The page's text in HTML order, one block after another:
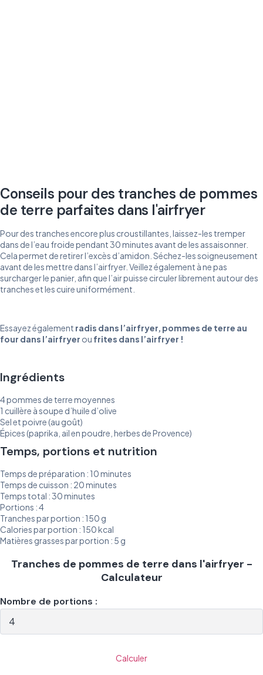
Conseils pour des tranches de pommes
de terre parfaites dans l'airfryer
Pour des tranches encore plus croustillantes, laissez-les tremper
dans de l’eau froide pendant 30 minutes avant de les assaisonner.
Cela permet de retirer l’excès d’amidon. Séchez-les soigneusement
avant de les mettre dans l’airfryer. Veillez également à ne pas
surcharger le panier, afin que l’air puisse circuler librement autour des
tranches et les cuire uniformément.
Essayez également radis dans l’airfryer, pommes de terre au
four dans l’airfryer ou frites dans l’airfryer !
Ingrédients
4 pommes de terre moyennes
1 cuillère à soupe d’huile d’olive
Sel et poivre (au goût)
Épices (paprika, ail en poudre, herbes de Provence)
Temps, portions et nutrition
Temps de préparation : 10 minutes
Temps de cuisson : 20 minutes
Temps total : 30 minutes
Portions : 4
Tranches par portion : 150 g
Calories par portion : 150 kcal
Matières grasses par portion : 5 g
Tranches de pommes de terre dans l'airfryer -
Calculateur
Nombre de portions :
Calculer